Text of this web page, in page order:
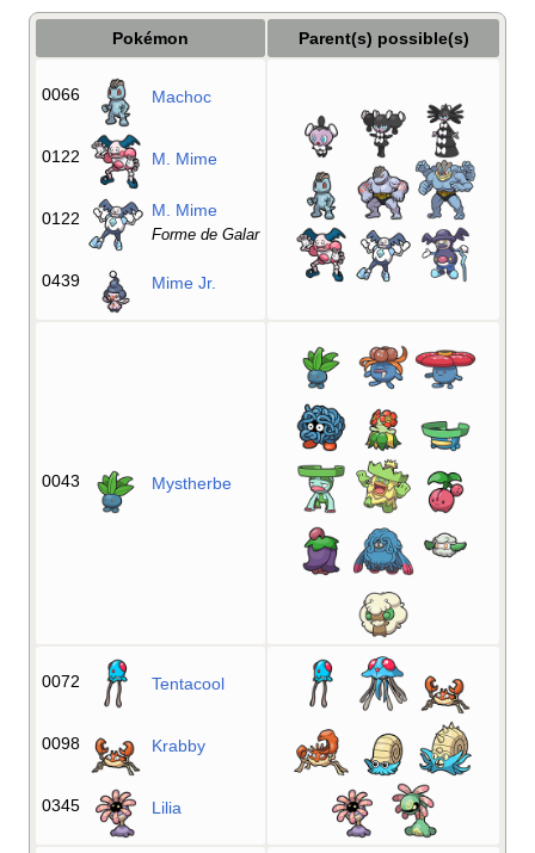
Pokémon Parent(s) possible(s)
0066 Machoc
0122 M. Mime
0122 M. Mime
Forme de Galar
0439 Mime Jr.
0043 Mystherbe
0072 Tentacool
0098 Krabby
0345 Lilia